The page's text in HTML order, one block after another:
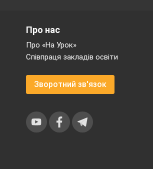
Про нас
Про «На Урок»
Співпраця закладів освіти
Зворотний зв'язок